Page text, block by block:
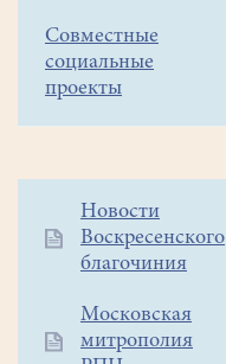
Совместные
социальные
проекты
Дополнительное
меню
Новости
Воскресенского
благочиния
Московская
митрополия